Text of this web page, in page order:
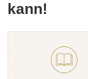
kann!